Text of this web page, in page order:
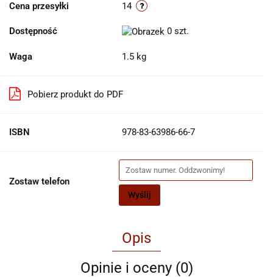
Cena przesyłki 14
Dostępność 0 szt.
Waga 1.5 kg
Pobierz produkt do PDF
ISBN 978-83-63986-66-7
Zostaw telefon
Wyślij
Opis
Opinie i oceny (0)